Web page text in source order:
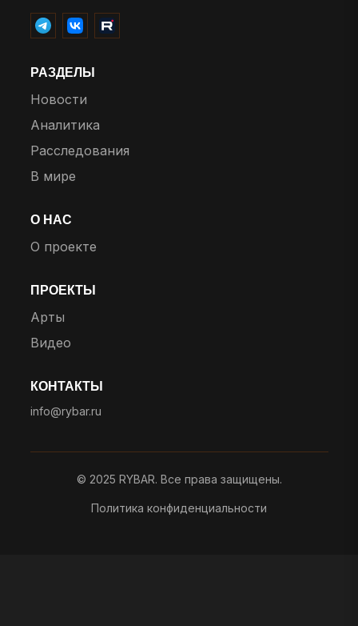
РАЗДЕЛЫ
Новости
Аналитика
Расследования
В мире
О НАС
О проекте
ПРОЕКТЫ
Арты
Видео
КОНТАКТЫ
info@rybar.ru
© 2025 RYBAR. Все права защищены.
Политика конфиденциальности